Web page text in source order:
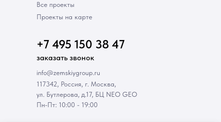
Все проекты
заказать звонок
+7 495 150 38 47
Проекты на карте
info@zemskiygroup.ru
117342, Россия, г. Москва,
ул. Бутлерова, д.17, БЦ NEO GEO
Пн-Пт: 10:00 - 19:00